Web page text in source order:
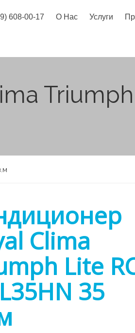
608-00-17 О Нас Услуги
Clima
Lite
35